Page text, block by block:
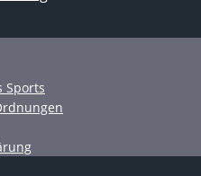
Sports